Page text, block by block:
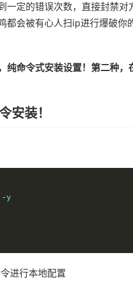
定的错误次数，直接封禁对
都会被有心人扫ip进行爆破你
纯命令式安装设置！第二种
安装！
-y
进行本地配置